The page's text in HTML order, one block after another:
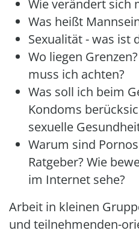
Wie verändert sich
Was heißt
Sexualität - was ist
Wo liegen
muss ich achten?
Was soll ich beim
Kondoms
sexuelle
Warum sind
Ratgeber? Wie
im Internet sehe?
Arbeit in kleinen
und teilnehmenden-